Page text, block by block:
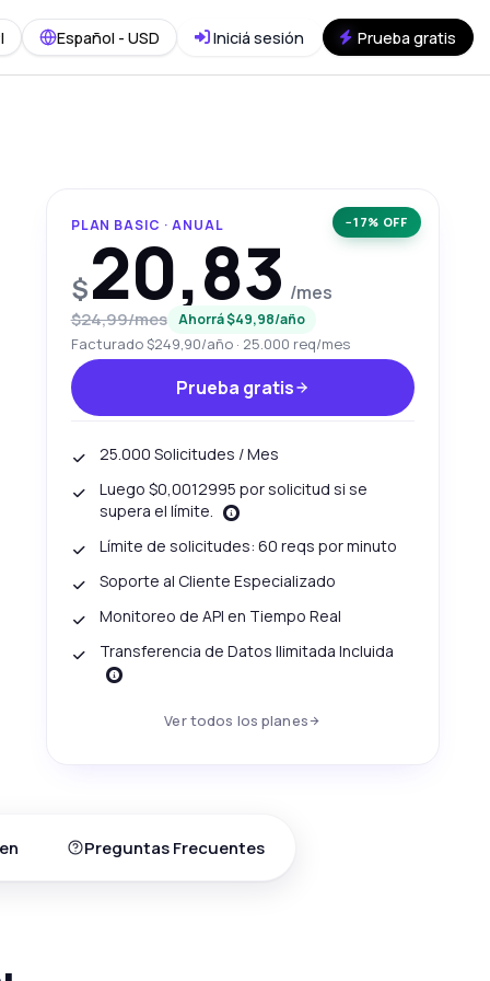
Español - USD Iniciá sesión Prueba gratis
−17% OFF
PLAN BASIC · ANUAL
$20,83 /mes
$24,99/mes Ahorrá $49,98/año
Facturado $249,90/año · 25.000 req/mes
Prueba gratis
25.000 Solicitudes / Mes
Luego $0,0012995 por solicitud si se
supera el límite.
Límite de solicitudes: 60 reqs por minuto
Soporte al Cliente Especializado
Monitoreo de API en Tiempo Real
Transferencia de Datos Ilimitada Incluida
Ver todos los planes
Preguntas Frecuentes